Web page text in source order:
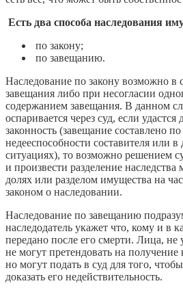
Есть два способа наследования
по закону;
по завещанию.
Наследование по закону возможно в
завещания либо при несогласии
содержанием завещания. В данном
оспаривается через суд, если удастся
законность (завещание составлено
недееспособности составителя или
ситуациях), то возможно решением
и произвести разделение
долях или разделом имущества на
законом о наследовании.
Наследование по завещанию
наследодатель укажет что, кому и в
передано после его смерти. Лица, не
не могут претендовать на
но могут подать в суд для того,
доказать его недействительность.